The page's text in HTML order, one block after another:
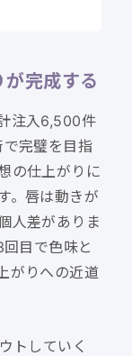
完成する
注入6,500件
完璧を目指
の仕上がりに
。唇は動きが
人差がありま
目で色味と
がりへの近道
トしていく